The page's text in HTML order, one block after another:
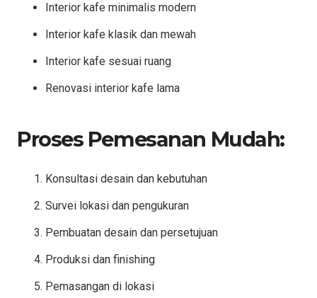
Interior kafe minimalis modern
Interior kafe klasik dan mewah
Interior kafe sesuai ruang
Renovasi interior kafe lama
Proses Pemesanan Mudah:
Konsultasi desain dan kebutuhan
Survei lokasi dan pengukuran
Pembuatan desain dan persetujuan
Produksi dan finishing
Pemasangan di lokasi